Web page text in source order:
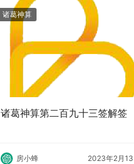
诸葛神算
诸葛神算第二百九十三签解签
房小蜂 2023年2月